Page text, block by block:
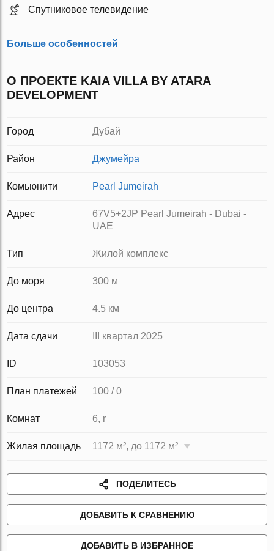
Спутниковое телевидение
Больше особенностей
О ПРОЕКТЕ KAIA VILLA BY ATARA
DEVELOPMENT
Город Дубай
Район Джумейра
Комьюнити Pearl Jumeirah
Адрес
67V5+2JP Pearl Jumeirah - Dubai -
UAE
Тип Жилой комплекс
До моря 300 м
До центра 4.5 км
Дата сдачи III квартал 2025
ID 103053
План платежей 100 / 0
Комнат 6, r
Жилая площадь 1172 м², до 1172 м²
ПОДЕЛИТЕСЬ
ДОБАВИТЬ К СРАВНЕНИЮ
ДОБАВИТЬ В ИЗБРАННОЕ